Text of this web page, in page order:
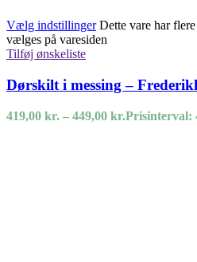
Vælg indstillinger Dette vare har
vælges på varesiden
Tilføj ønskeliste
Dørskilt i messing –
419,00 kr. – 449,00 kr.Prisinterval: